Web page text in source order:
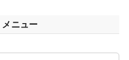
ニュー